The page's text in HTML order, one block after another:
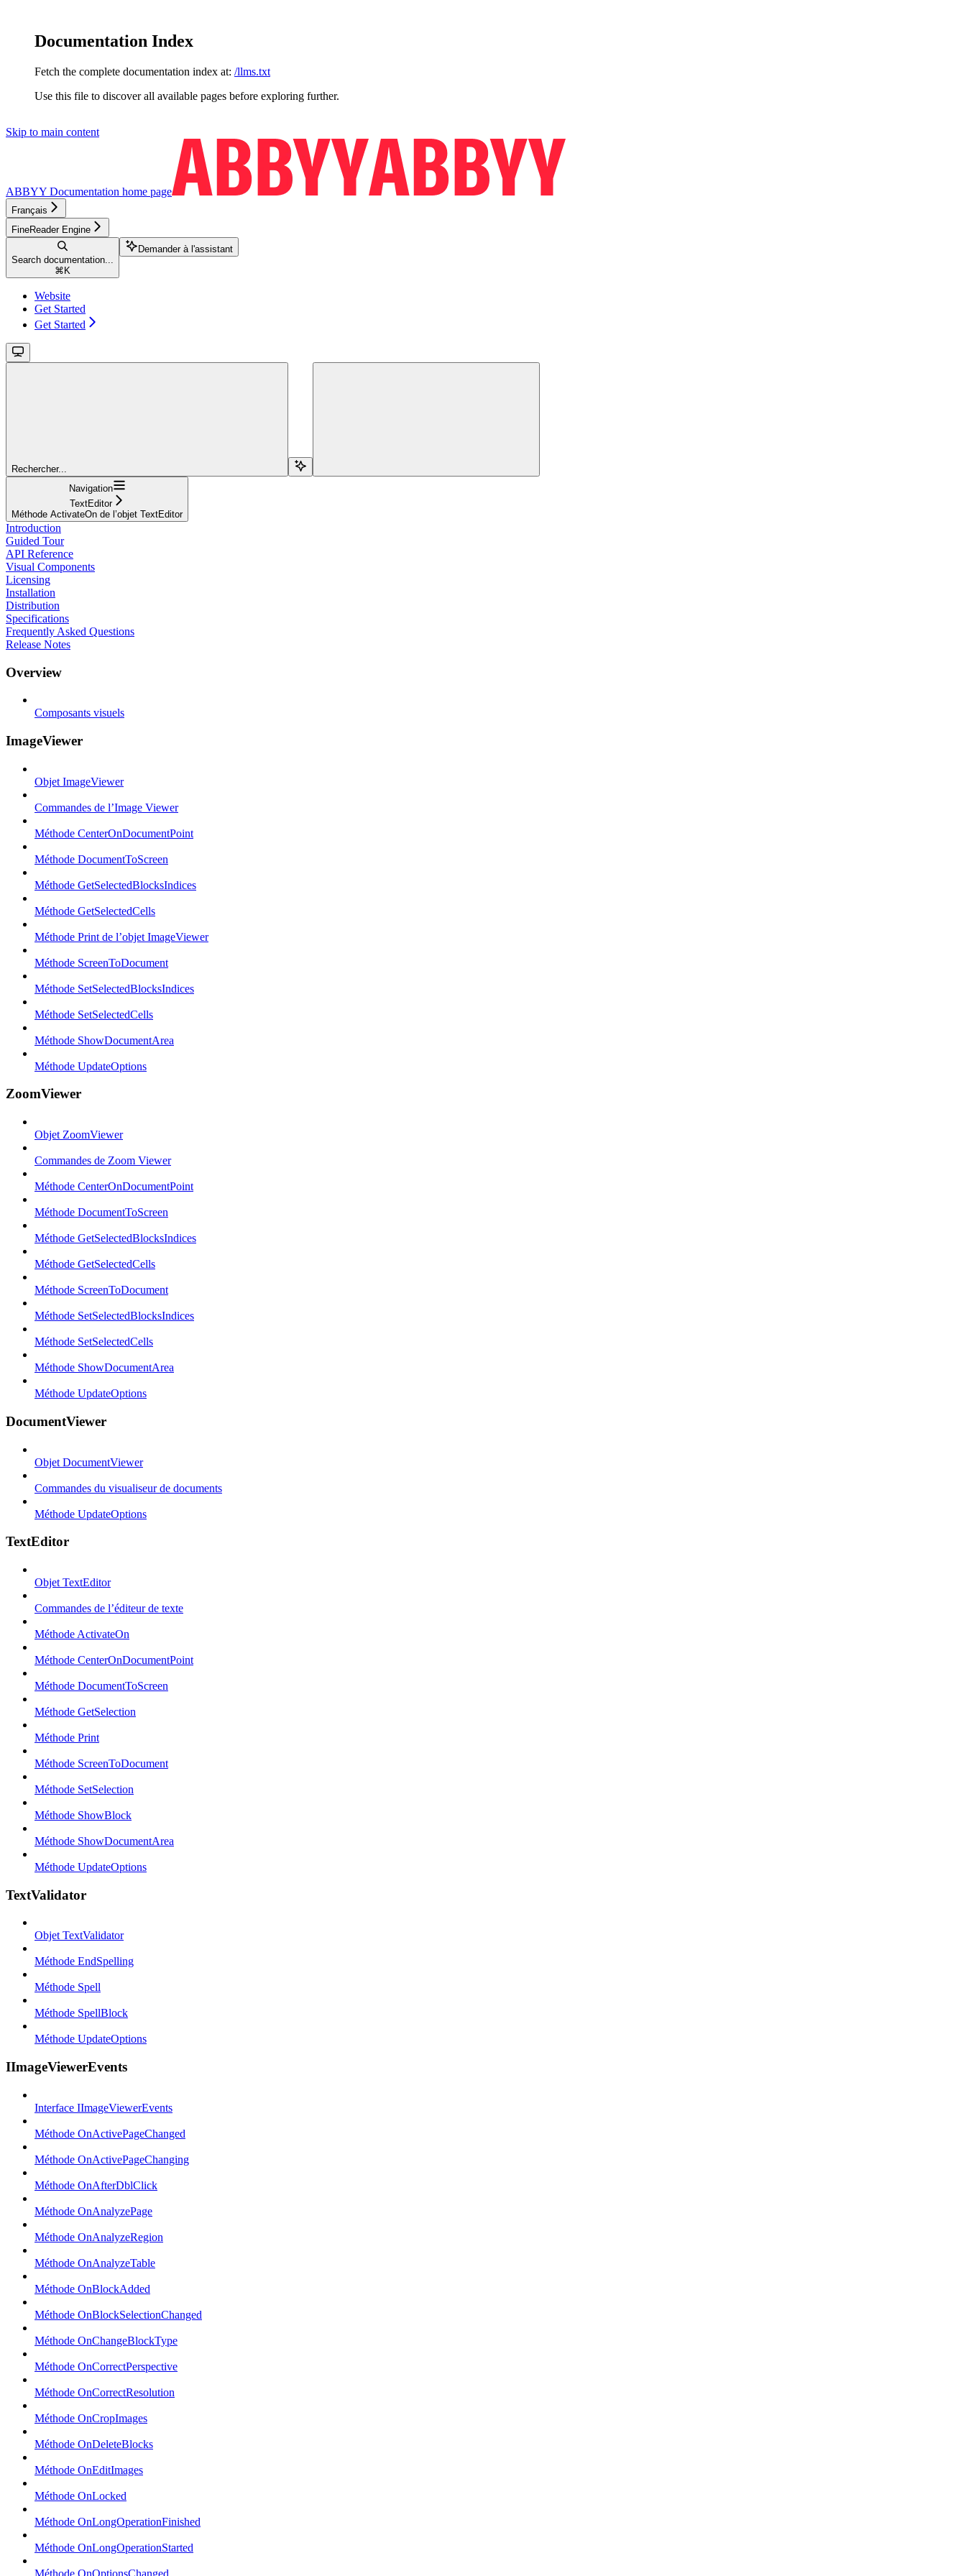
Documentation Index
Fetch the complete documentation index at: /llms.txt
Use this file to discover all available pages before exploring further.
Skip to main content
ABBYY Documentation home page
Français
FineReader Engine
Search documentation...
⌘ K
Demander à l'assistant
Website
Get Started
Get Started
Rechercher...
Navigation
TextEditor
Méthode ActivateOn de l’objet TextEditor
Introduction
Guided Tour
API Reference
Visual Components
Licensing
Installation
Distribution
Specifications
Frequently Asked Questions
Release Notes
Overview
Composants visuels
ImageViewer
Objet ImageViewer
Commandes de l’Image Viewer
Méthode CenterOnDocumentPoint
Méthode DocumentToScreen
Méthode GetSelectedBlocksIndices
Méthode GetSelectedCells
Méthode Print de l’objet ImageViewer
Méthode ScreenToDocument
Méthode SetSelectedBlocksIndices
Méthode SetSelectedCells
Méthode ShowDocumentArea
Méthode UpdateOptions
ZoomViewer
Objet ZoomViewer
Commandes de Zoom Viewer
Méthode CenterOnDocumentPoint
Méthode DocumentToScreen
Méthode GetSelectedBlocksIndices
Méthode GetSelectedCells
Méthode ScreenToDocument
Méthode SetSelectedBlocksIndices
Méthode SetSelectedCells
Méthode ShowDocumentArea
Méthode UpdateOptions
DocumentViewer
Objet DocumentViewer
Commandes du visualiseur de documents
Méthode UpdateOptions
TextEditor
Objet TextEditor
Commandes de l’éditeur de texte
Méthode ActivateOn
Méthode CenterOnDocumentPoint
Méthode DocumentToScreen
Méthode GetSelection
Méthode Print
Méthode ScreenToDocument
Méthode SetSelection
Méthode ShowBlock
Méthode ShowDocumentArea
Méthode UpdateOptions
TextValidator
Objet TextValidator
Méthode EndSpelling
Méthode Spell
Méthode SpellBlock
Méthode UpdateOptions
IImageViewerEvents
Interface IImageViewerEvents
Méthode OnActivePageChanged
Méthode OnActivePageChanging
Méthode OnAfterDblClick
Méthode OnAnalyzePage
Méthode OnAnalyzeRegion
Méthode OnAnalyzeTable
Méthode OnBlockAdded
Méthode OnBlockSelectionChanged
Méthode OnChangeBlockType
Méthode OnCorrectPerspective
Méthode OnCorrectResolution
Méthode OnCropImages
Méthode OnDeleteBlocks
Méthode OnEditImages
Méthode OnLocked
Méthode OnLongOperationFinished
Méthode OnLongOperationStarted
Méthode OnOptionsChanged